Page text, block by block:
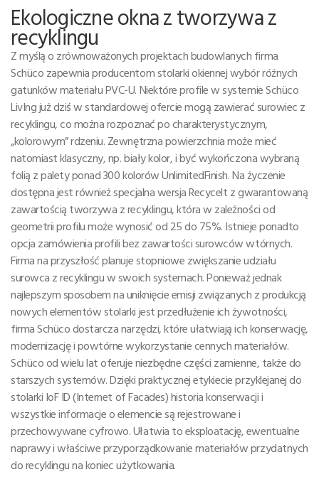
Ekologiczne okna z tworzywa z
recyklingu
Z myślą o zrównoważonych projektach budowlanych firma
Schüco zapewnia producentom stolarki okiennej wybór różnych
gatunków materiału PVC-U. Niektóre profile w systemie Schüco
LivIng już dziś w standardowej ofercie mogą zawierać surowiec z
recyklingu, co można rozpoznać po charakterystycznym,
„kolorowym” rdzeniu. Zewnętrzna powierzchnia może mieć
natomiast klasyczny, np. biały kolor, i być wykończona wybraną
folią z palety ponad 300 kolorów UnlimitedFinish. Na życzenie
dostępna jest również specjalna wersja Recycelt z gwarantowaną
zawartością tworzywa z recyklingu, która w zależności od
geometrii profilu może wynosić od 25 do 75%. Istnieje ponadto
opcja zamówienia profili bez zawartości surowców wtórnych.
Firma na przyszłość planuje stopniowe zwiększanie udziału
surowca z recyklingu w swoich systemach. Ponieważ jednak
najlepszym sposobem na uniknięcie emisji związanych z produkcją
nowych elementów stolarki jest przedłużenie ich żywotności,
firma Schüco dostarcza narzędzi, które ułatwiają ich konserwację,
modernizację i powtórne wykorzystanie cennych materiałów.
Schüco od wielu lat oferuje niezbędne części zamienne, także do
starszych systemów. Dzięki praktycznej etykiecie przyklejanej do
stolarki IoF ID (Internet of Facades) historia konserwacji i
wszystkie informacje o elemencie są rejestrowane i
przechowywane cyfrowo. Ułatwia to eksploatację, ewentualne
naprawy i właściwe przyporządkowanie materiałów przydatnych
do recyklingu na koniec użytkowania.